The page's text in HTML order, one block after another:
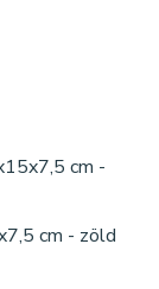
cm - zöld